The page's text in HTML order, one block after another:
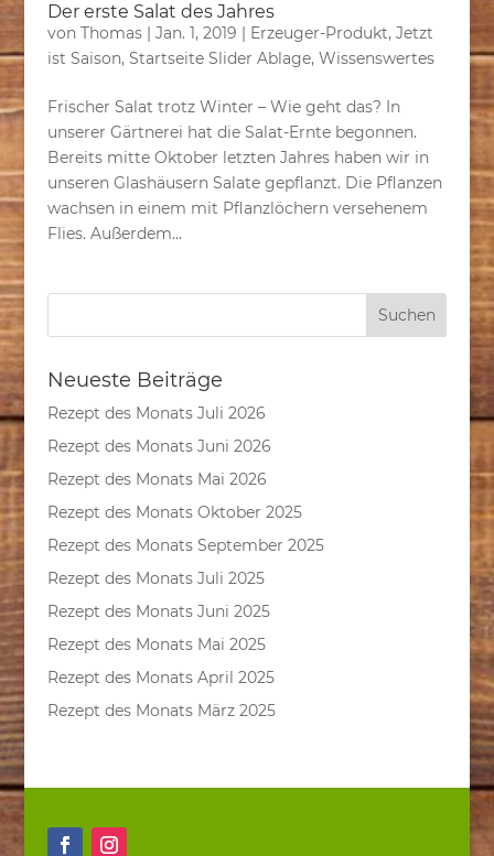
Der erste Salat des Jahres
von Thomas| Jan. 1, 2019 | Erzeuger-Produkt, Jetzt
ist Saison, Startseite Slider Ablage, Wissenswertes
Frischer Salat trotz Winter – Wie geht das? In
unserer Gärtnerei hat die Salat-Ernte begonnen.
Bereits mitte Oktober letzten Jahres haben wir in
unseren Glashäusern Salate gepflanzt. Die Pflanzen
wachsen in einem mit Pflanzlöchern versehenem
Flies. Außerdem...
Neueste Beiträge
Rezept des Monats Juli 2026
Rezept des Monats Juni 2026
Rezept des Monats Mai 2026
Rezept des Monats Oktober 2025
Rezept des Monats September 2025
Rezept des Monats Juli 2025
Rezept des Monats Juni 2025
Rezept des Monats Mai 2025
Rezept des Monats April 2025
Rezept des Monats März 2025